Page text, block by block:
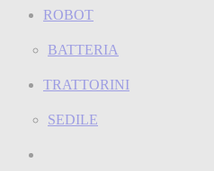
ROBOT
BATTERIA
TRATTORINI
SEDILE